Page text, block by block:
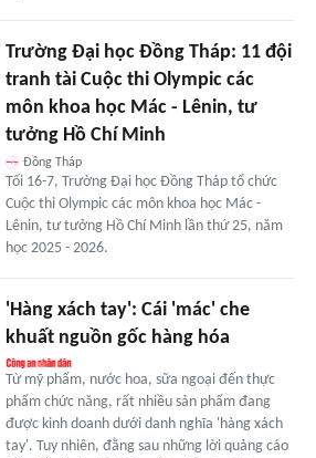
Trường Đại học Đồng Tháp: 11 đội
tranh tài Cuộc thi Olympic các
môn khoa học Mác - Lênin, tư
tưởng Hồ Chí Minh
Đồng Tháp
Tối 16-7, Trường Đại học Đồng Tháp tổ chức
Cuộc thi Olympic các môn khoa học Mác -
Lênin, tư tưởng Hồ Chí Minh lần thứ 25, năm
học 2025 - 2026.
'Hàng xách tay': Cái 'mác' che
khuất nguồn gốc hàng hóa
Từ mỹ phẩm, nước hoa, sữa ngoại đến thực
phẩm chức năng, rất nhiều sản phẩm đang
được kinh doanh dưới danh nghĩa 'hàng xách
tay'. Tuy nhiên, đằng sau những lời quảng cáo